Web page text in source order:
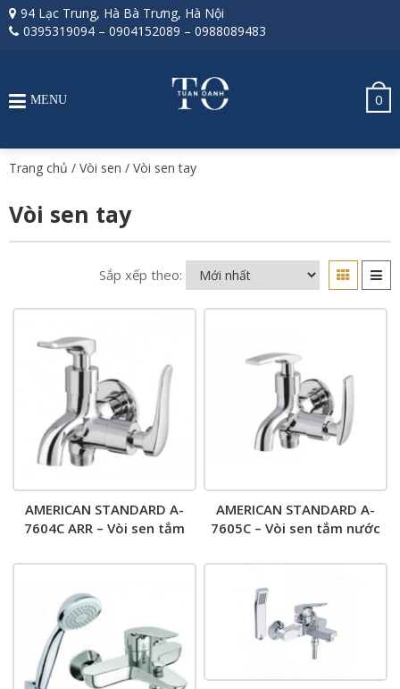
94 Lạc Trung, Hà Bà Trưng, Hà Nội
0395319094 – 0904152089 – 0988089483
0
MENU
Trang chủ / Vòi sen / Vòi sen tay
Vòi sen tay
Sắp xếp theo:
AMERICAN STANDARD A-
7604C ARR – Vòi sen tắm
AMERICAN STANDARD A-
7605C – Vòi sen tắm nước